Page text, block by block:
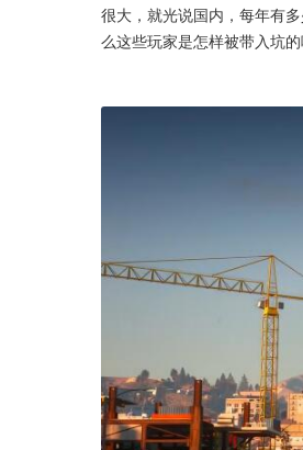
很大，就光说国内，每年有
么这些玩家是怎样被带入坑